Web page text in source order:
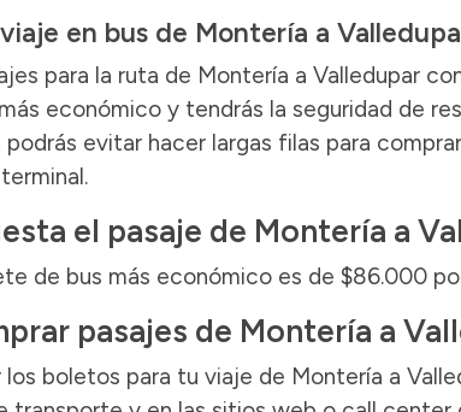
en bus de Montería a
para la ruta de Montería a Valledupar
económico y tendrás la seguridad de
podrás evitar hacer largas filas para
el pasaje de Montería a
de bus más económico es de $86.000
pasajes de Montería a
los boletos para tu viaje de Montería a